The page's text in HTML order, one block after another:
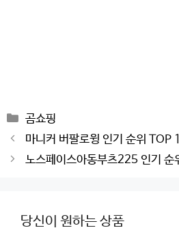
Categories
곰쇼핑
Post
navigation
마니커 버팔로윙 인기 순위 TOP
노스페이스아동부츠225 인기
당신이 원하는 상품